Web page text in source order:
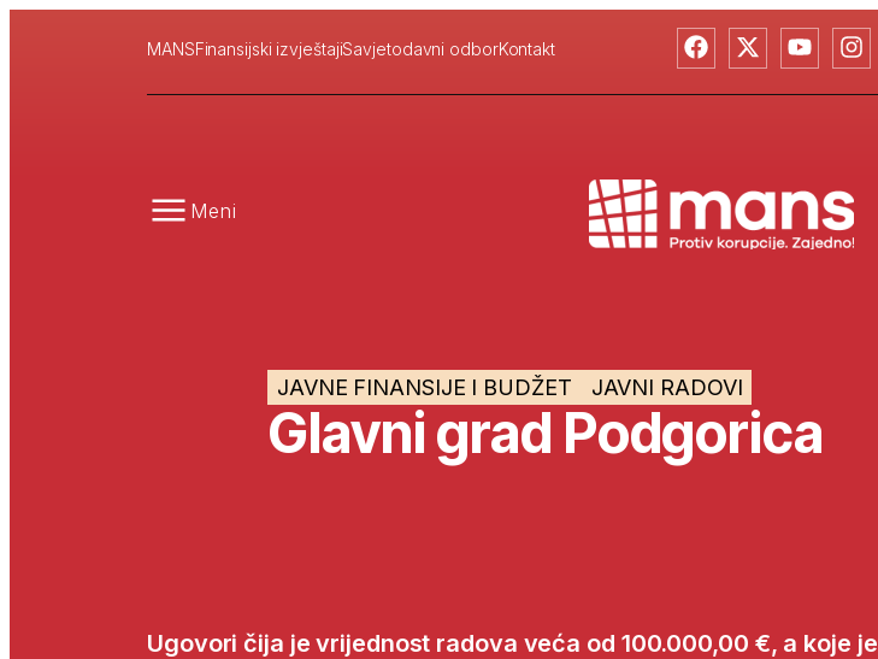
MANSFinansijski izvještajiSavjetodavni odborKontakt
Meni
JAVNE FINANSIJE I BUDŽET JAVNI RADOVI
Glavni grad Podgorica
Ugovori čija je vrijednost radova veća od 100.000,00 €, a koje je